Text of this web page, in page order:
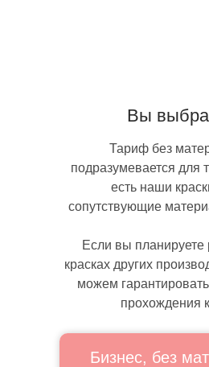
Вы
Бизнес, без
Тариф без
подразумевается для
есть наши
сопутствующие
Если вы планируете
красках других
можем
прохождения